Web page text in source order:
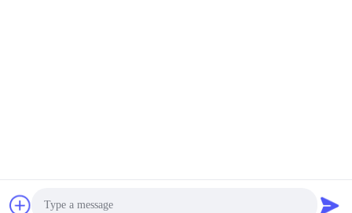
2026 turbo-spareparts.com . सर्वाधिकार सुरक्षित।